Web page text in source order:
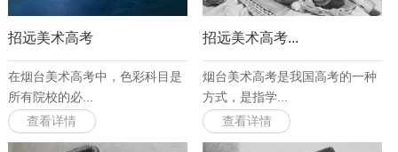
招远美术高考
在烟台美术高考中，色彩科目是
所有院校的必...
查看详情
招远美术高考...
烟台美术高考是我国高考的一种
方式，是指学...
查看详情